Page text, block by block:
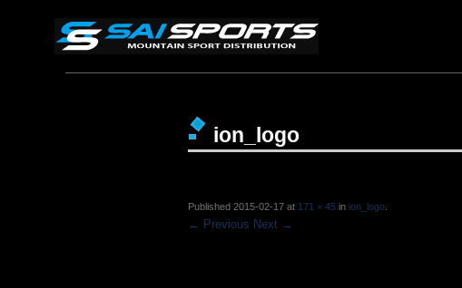
ion_logo
Published 2015-02-17 at 171 × 45 in ion_logo
← Previous Next →